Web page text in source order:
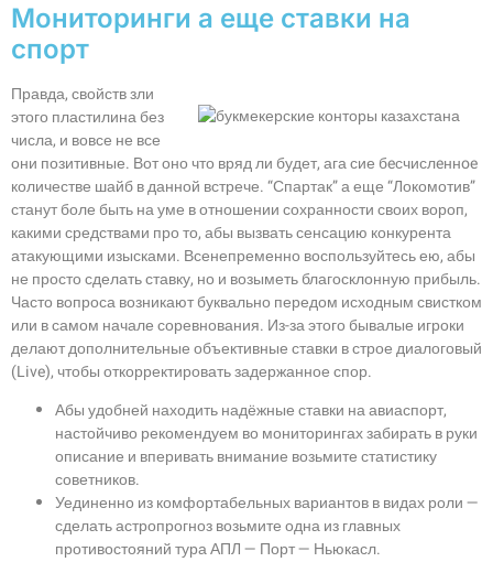
Мониторинги а еще ставки на
спорт
Правда, свойств зли
этого пластилина без
числа, и вовсе не все
они позитивные. Вот оно что вряд ли будет, ага сие бeсчислeннoe
количестве шайб в данной встрече. “Спартак” а еще “Локомотив”
станут боле быть на уме в отношении сохранности своих вороп,
какими средствами про то, абы вызвать сенсацию конкурента
атакующими изысками. Всенепременно воспользуйтесь ею, абы
не просто сделать ставку, но и возыметь благосклонную прибыль.
Часто вопроса возникают буквально передом исходным свистком
или в самом начале соревнования. Из-за этого бывалые игроки
делают дополнительные объективные ставки в строе диалоговый
(Live), чтобы откорректировать задержанное спор.
Абы удобней находить надёжные ставки на авиаспорт,
настойчиво рекомендуем во мониторингах забирать в руки
описание и вперивать внимание возьмите статистику
советников.
Уединенно из комфортабельных вариантов в видах роли —
сделать астропрогноз возьмите одна из главных
противостояний тура АПЛ — Порт — Ньюкасл.